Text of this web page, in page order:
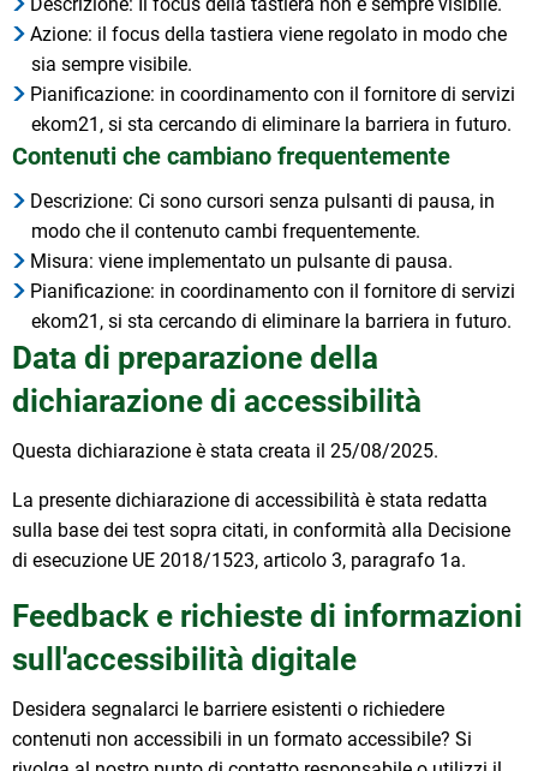
Azione: il focus della tastiera viene regolato in modo che
sia sempre visibile.
Pianificazione: in coordinamento con il fornitore di servizi
ekom21, si sta cercando di eliminare la barriera in futuro.
Contenuti che cambiano frequentemente
Descrizione: Ci sono cursori senza pulsanti di pausa, in
modo che il contenuto cambi frequentemente.
Misura: viene implementato un pulsante di pausa.
Pianificazione: in coordinamento con il fornitore di servizi
ekom21, si sta cercando di eliminare la barriera in futuro.
Data di preparazione della
dichiarazione di accessibilità
Questa dichiarazione è stata creata il 25/08/2025.
La presente dichiarazione di accessibilità è stata redatta
sulla base dei test sopra citati, in conformità alla Decisione
di esecuzione UE 2018/1523, articolo 3, paragrafo 1a.
Feedback e richieste di informazioni
sull'accessibilità digitale
Desidera segnalarci le barriere esistenti o richiedere
contenuti non accessibili in un formato accessibile? Si